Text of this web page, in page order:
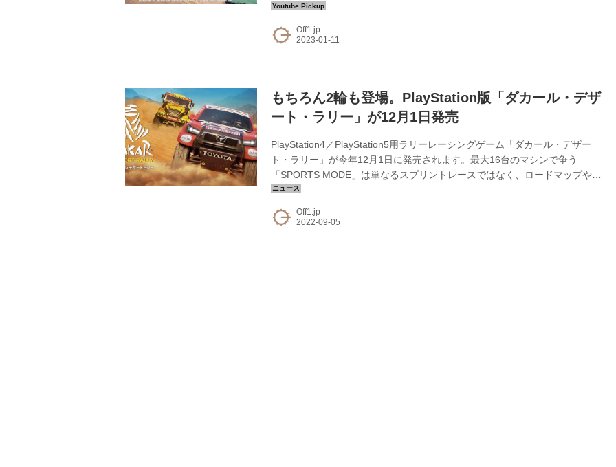
Dakar Rally - Off1.jp（オフワン・ドット・ジェイピー） 開催日時：2022年12
報：公式サイト／エントリーリスト／コースルート／ リザルト：Stage1／
Off1.jp
もちろん2輪も登場。PlayStation版「ダカール・デザ
ート・ラリー」が12月1日発売
PlayStation4／PlayStation5用ラリーレーシングゲーム「ダカール・デザー
ト・ラリー」が今年12月1日に発売されます。最大16台のマシンで争う
「SPORTS MODE」は単なるスプリントレースではなく、ロードマップやコ
ンパスを駆使してウェイポイントを辿る「ナビゲーション」の要素も含まれて
ール・ラリー運営の公認を取っているだけでなく、使用できる車種も日野500
Off1.jp